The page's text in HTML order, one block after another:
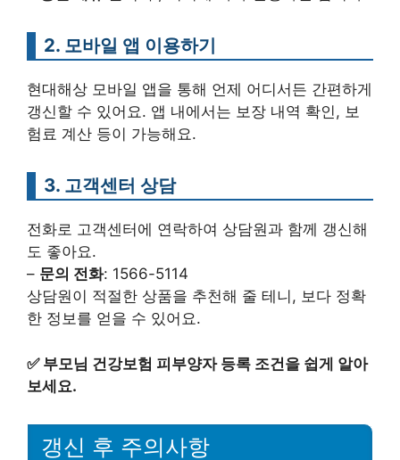
2. 모바일 앱 이용하기
현대해상 모바일 앱을 통해 언제 어디서든 간편하게
갱신할 수 있어요. 앱 내에서는 보장 내역 확인, 보
험료 계산 등이 가능해요.
3. 고객센터 상담
전화로 고객센터에 연락하여 상담원과 함께 갱신해
도 좋아요.
– 문의 전화: 1566-5114
상담원이 적절한 상품을 추천해 줄 테니, 보다 정확
한 정보를 얻을 수 있어요.
✅ 부모님 건강보험 피부양자 등록 조건을 쉽게 알아
보세요.
갱신 후 주의사항